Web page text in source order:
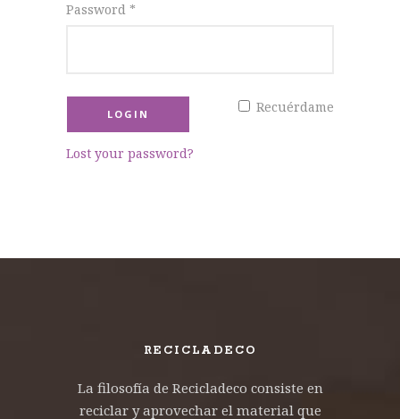
Password *
Recuérdame
Lost your password?
RECICLADECO
La filosofía de Recicladeco consiste en
reciclar y aprovechar el material que